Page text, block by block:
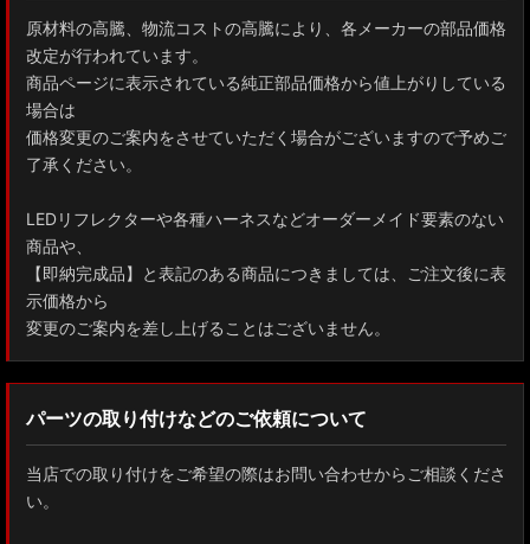
原材料の高騰、物流コストの高騰により、各メーカーの部品価格
改定が行われています。
商品ページに表示されている純正部品価格から値上がりしている
場合は
価格変更のご案内をさせていただく場合がございますので予めご
了承ください。
LEDリフレクターや各種ハーネスなどオーダーメイド要素のない
商品や、
【即納完成品】と表記のある商品につきましては、ご注文後に表
示価格から
変更のご案内を差し上げることはございません。
パーツの取り付けなどのご依頼について
当店での取り付けをご希望の際はお問い合わせからご相談くださ
い。